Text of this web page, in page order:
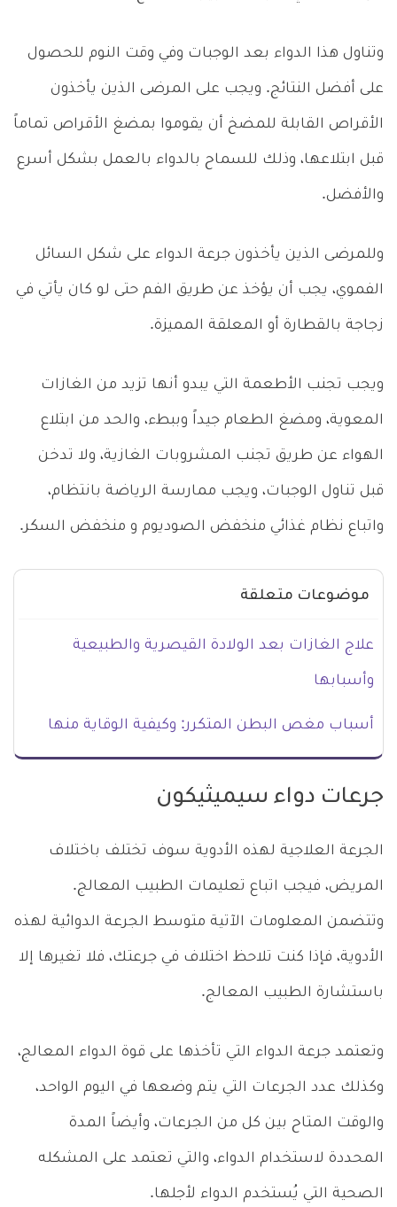
وتناول هذا الدواء بعد الوجبات وفي وقت النوم للحصول
على أفضل النتائج. ويجب على المرضى الذين يأخذون
الأقراص القابلة للمضخ أن يقوموا بمضغ الأقراص تماماً
قبل ابتلاعها، وذلك للسماح بالدواء بالعمل بشكل أسرع
والأفضل.
وللمرضى الذين يأخذون جرعة الدواء على شكل السائل
الفموي، يجب أن يؤخذ عن طريق الفم حتى لو كان يأتي في
زجاجة بالقطارة أو المعلقة المميزة.
ويجب تجنب الأطعمة التي يبدو أنها تزيد من الغازات
المعوية، ومضغ الطعام جيداً وببطء، والحد من ابتلاع
الهواء عن طريق تجنب المشروبات الغازية، ولا تدخن
قبل تناول الوجبات، ويجب ممارسة الرياضة بانتظام،
واتباع نظام غذائي منخفض الصوديوم و منخفض السكر.
موضوعات متعلقة
علاج الغازات بعد الولادة القيصرية والطبيعية
وأسبابها
أسباب مغص البطن المتكرر: وكيفية الوقاية منها
جرعات دواء سيميثيكون
الجرعة العلاجية لهذه الأدوية سوف تختلف باختلاف
المريض، فيجب اتباع تعليمات الطبيب المعالج.
وتتضمن المعلومات الآتية متوسط الجرعة الدوائية لهذه
الأدوية، فإذا كنت تلاحظ اختلاف في جرعتك، فلا تغيرها إلا
باستشارة الطبيب المعالج.
وتعتمد جرعة الدواء التي تأخذها على قوة الدواء المعالج،
وكذلك عدد الجرعات التي يتم وضعها في اليوم الواحد،
والوقت المتاح بين كل من الجرعات، وأيضاً المدة
المحددة لاستخدام الدواء، والتي تعتمد على المشكله
الصحية التي يُستخدم الدواء لأجلها.